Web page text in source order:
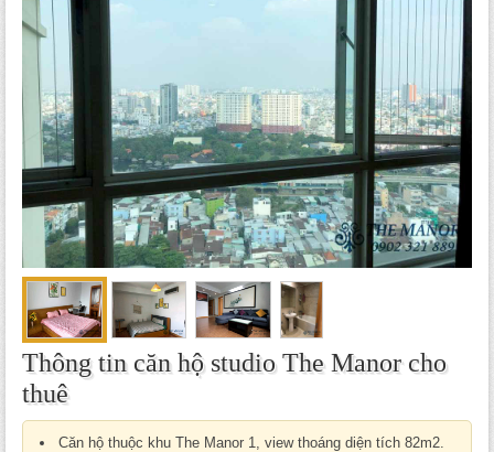
Thông tin căn hộ studio The Manor cho
thuê
Căn hộ thuộc khu The Manor 1, view thoáng diện tích 82m2.